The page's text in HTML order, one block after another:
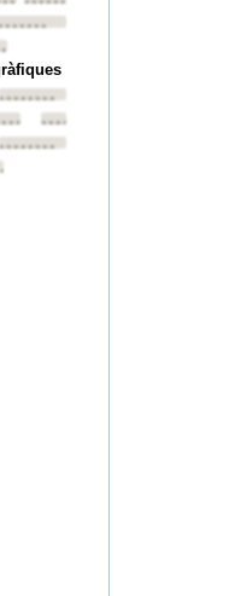
••••••••
••••••••
••••••••